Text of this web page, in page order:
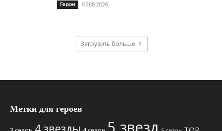
Герои 05.08.2026
Загрузить больше
Метки для героев
4 звезды 5 звезд